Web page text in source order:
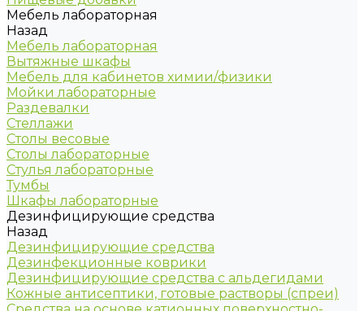
Мебель лабораторная
Назад
Мебель лабораторная
Вытяжные шкафы
Мебель для кабинетов химии/физики
Мойки лабораторные
Раздевалки
Стеллажи
Столы весовые
Столы лабораторные
Стулья лабораторные
Тумбы
Шкафы лабораторные
Дезинфицирующие средства
Назад
Дезинфицирующие средства
Дезинфекционные коврики
Дезинфицирующие средства с альдегидами
Кожные антисептики, готовые растворы (спреи)